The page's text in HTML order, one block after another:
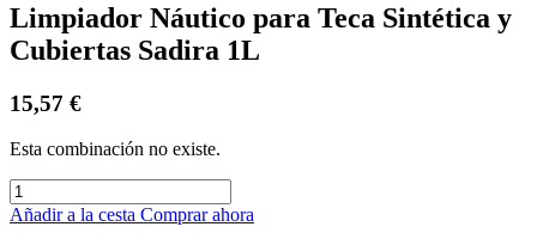
Limpiador Náutico para Teca Sintética y
Cubiertas Sadira 1L
15,57 €
Esta combinación no existe.
Añadir a la cesta Comprar ahora